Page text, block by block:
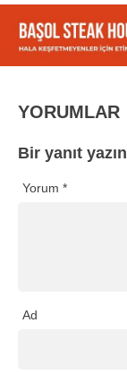
YORUMLAR
Bir yanıt yazın
Yorum *
Ad